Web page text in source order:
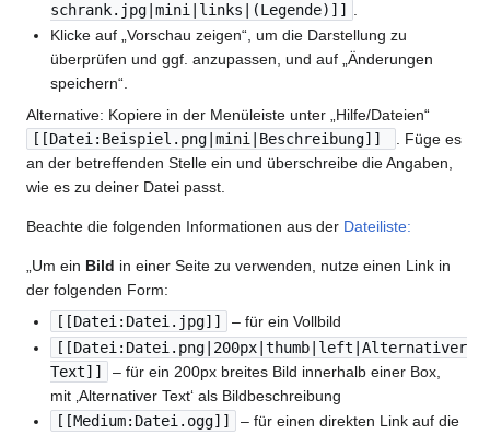
schrank.jpg|mini|links|(Legende)]]
Klicke auf „Vorschau zeigen“, um die Darstellung zu
überprüfen und ggf. anzupassen, und auf „Änderungen
speichern“.
Alternative: Kopiere in der Menüleiste unter „Hilfe/Dateien“
[[Datei:Beispiel.png|mini|Beschreibung]]
. Füge es
an der betreffenden Stelle ein und überschreibe die Angaben,
wie es zu deiner Datei passt.
Beachte die folgenden Informationen aus der Dateiliste:
„Um ein Bild in einer Seite zu verwenden, nutze einen Link in
der folgenden Form:
[[Datei:Datei.jpg]]
– für ein Vollbild
[[Datei:Datei.png|200px|thumb|left|Alternativer
Text]]
– für ein 200px breites Bild innerhalb einer Box,
mit ‚Alternativer Text‘ als Bildbeschreibung
[[Medium:Datei.ogg]]
– für einen direkten Link auf die